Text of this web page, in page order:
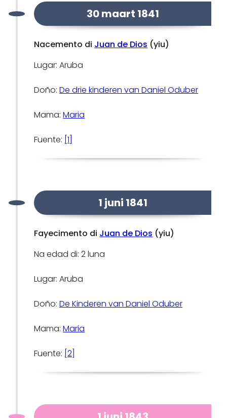
30 maart 1841
Nacemento di Juan de Dios (yiu)
Lugar: Aruba
Doño:De drie kinderen van Daniel Oduber
Mama:Maria
Fuente: [1]
1 juni 1841
Fayecimento di Juan de Dios (yiu)
Na edad di: 2 luna
Lugar: Aruba
Doño:De Kinderen van Daniel Oduber
Mama:Maria
Fuente: [2]